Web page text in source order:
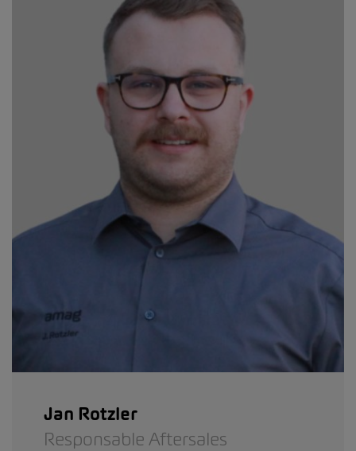
Jan Rotzler
Responsable Aftersales